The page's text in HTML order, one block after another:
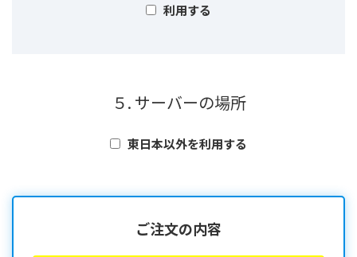
利用する
５. サーバーの場所
東日本以外を利用する
ご注文の内容